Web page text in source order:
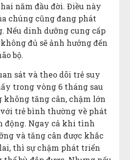
năm đầu đời. Điều này
chúng cũng đang phát
Nếu dinh dưỡng cung cấp
đủ sẽ ảnh hưởng đến
bộ.
sát và theo dõi trẻ suy
trong vòng 6 tháng sau
tăng cân, chậm lớn
trẻ bình thường về phát
động. Ngay cả khi tình
và tăng cân được khắc
thì sự chậm phát triển